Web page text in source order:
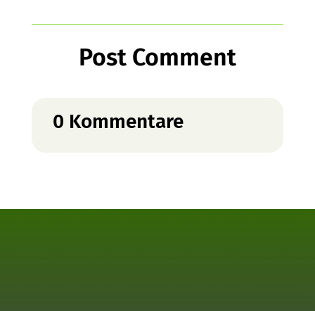
Post Comment
0 Kommentare